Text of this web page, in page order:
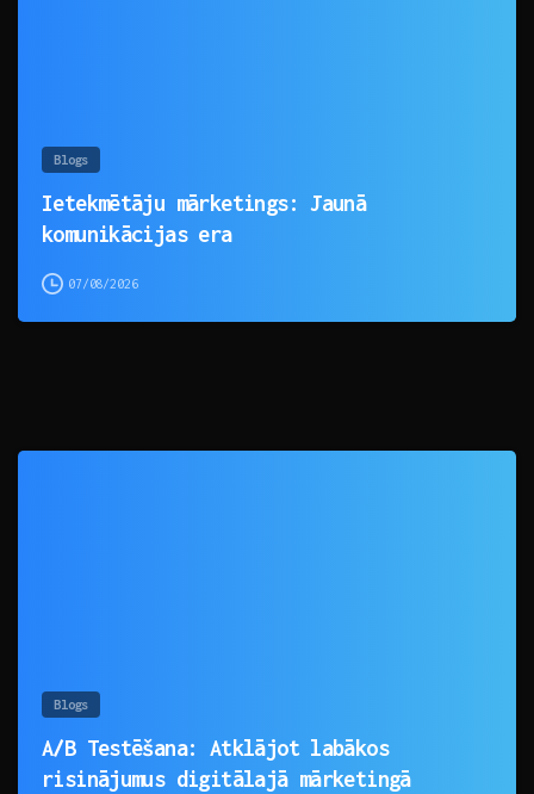
Blogs
Ietekmētāju mārketings: Jaunā
komunikācijas era
07/08/2026
Blogs
A/B Testēšana: Atklājot labākos
risinājumus digitālajā mārketingā